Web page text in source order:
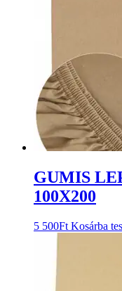
GUMIS
100X200
5 500Ft Kosárba